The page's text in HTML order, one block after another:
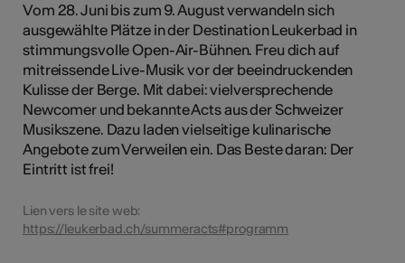
Vom 28. Juni bis zum 9. August verwandeln sich
ausgewählte Plätze in der Destination Leukerbad in
stimmungsvolle Open-Air-Bühnen. Freu dich auf
mitreissende Live-Musik vor der beeindruckenden
Kulisse der Berge. Mit dabei: vielversprechende
Newcomer und bekannte Acts aus der Schweizer
Musikszene. Dazu laden vielseitige kulinarische
Angebote zum Verweilen ein. Das Beste daran: Der
Eintritt ist frei!
Lien vers le site web:
https://leukerbad.ch/summeracts#programm